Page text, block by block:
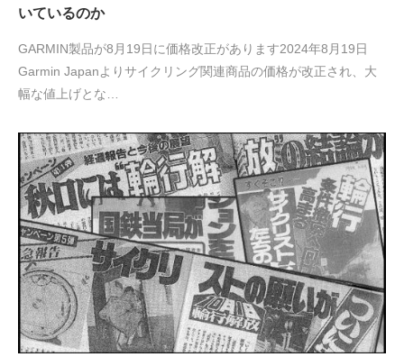
いているのか
GARMIN製品が8月19日に価格改正があります2024年8月19日
Garmin Japanよりサイクリング関連商品の価格が改正され、大
幅な値上げとな…